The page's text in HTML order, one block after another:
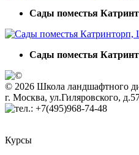
Сады поместья
Сады поместья
© 2026 Школа ландшафтного
г. Москва, ул.Гиляровского,
+7(495)968-74-48
Курсы